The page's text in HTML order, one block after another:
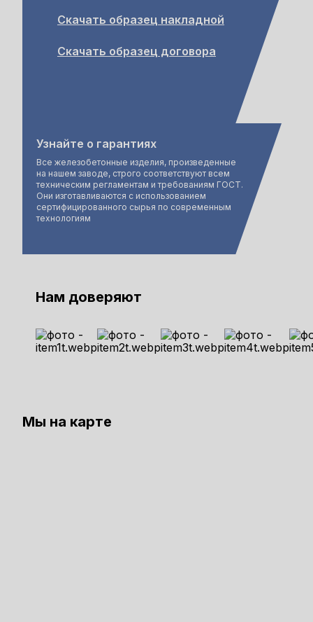
Скачать образец накладной
Скачать образец договора
Узнайте о гарантиях
Все железобетонные изделия, произведенные
на нашем заводе, строго соответствуют всем
техническим регламентам и требованиям ГОСТ.
Они изготавливаются с использованием
сертифицированного сырья по современным
технологиям
Нам доверяют
Мы на карте